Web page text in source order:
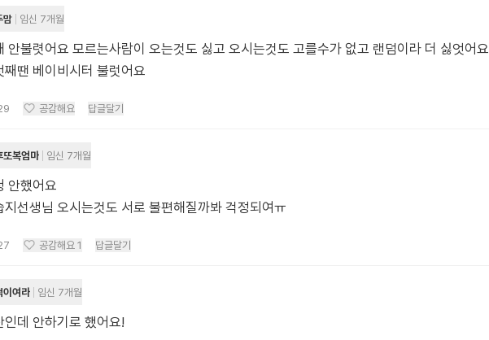
맘 임신 7개월
안불렷어요 모르는사람이 오는것도 싫고 오시는것도 고를수가 없고 랜덤이라 더 싫엇어요
째땐 베이비시터 불럿어요
공감해요 답글달기
또복엄마 임신 7개월
안했어요
지선생님 오시는것도 서로 불편해질까봐 걱정되여ㅠ
공감해요 1 답글달기
이여라 임신 7개월
인데 안하기로 했어요!